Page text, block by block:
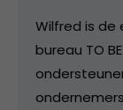
Wilfred is de
bureau TO